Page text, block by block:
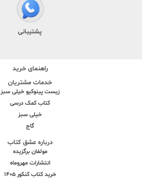
پشتیبانی
راهنمای خرید
خدمات مشتریان
زیست پینوکیو خیلی سبز
کتاب کمک درسی
خیلی سبز
گاج
درباره عشق کتاب
مولفان برگزیده
انتشارات مهروماه
خرید کتاب کنکور 1405